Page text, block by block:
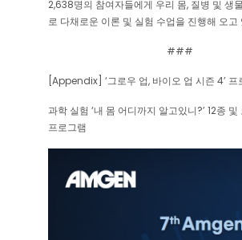
2,638명의 참여자들에게 우리 몸, 질병 및 생
로 다채로운 이론 및 실험 수업을 진행해 오고
###
[Appendix] ‘그로우 업, 바이오 업 시즌 4’ 프
과학 실험 ‘내 몸 어디까지 알고있니?’ 12종
프로그램